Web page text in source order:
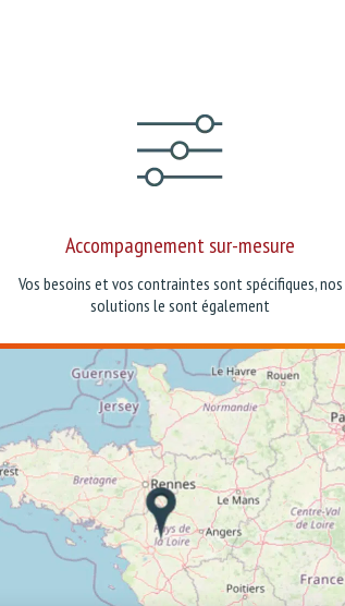
Accompagnement sur-mesure
Vos besoins et vos contraintes sont spécifiques, nos
solutions le sont également